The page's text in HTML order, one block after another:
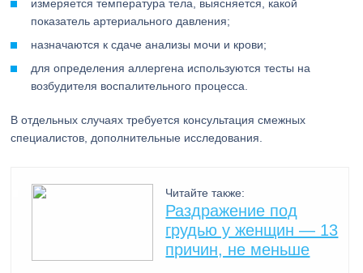
измеряется температура тела, выясняется, какой
показатель артериального давления;
назначаются к сдаче анализы мочи и крови;
для определения аллергена используются тесты на
возбудителя воспалительного процесса.
В отдельных случаях требуется консультация смежных
специалистов, дополнительные исследования.
Читайте также:
Раздражение под
грудью у женщин — 13
причин, не меньше